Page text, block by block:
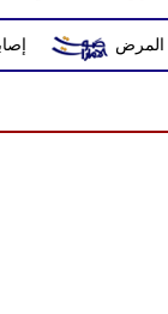
إصابة